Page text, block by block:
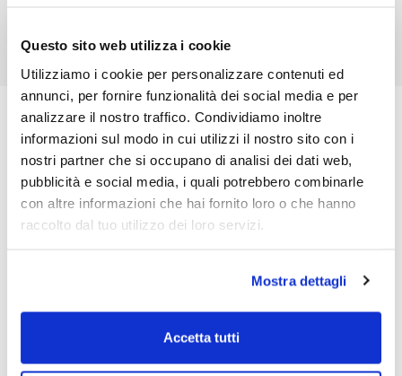
Questo sito web utilizza i cookie
Utilizziamo i cookie per personalizzare contenuti ed
annunci, per fornire funzionalità dei social media e per
analizzare il nostro traffico. Condividiamo inoltre
informazioni sul modo in cui utilizzi il nostro sito con i
nostri partner che si occupano di analisi dei dati web,
pubblicità e social media, i quali potrebbero combinarle
con altre informazioni che hai fornito loro o che hanno
raccolto dal tuo utilizzo dei loro servizi.
Mostra dettagli
Accetta tutti
Spedizione in 24/72 ore
Maggiori info
Ordina come vuoi
Sito, WhatsApp o telefono
Oltre 6000 edizioni a catalogo